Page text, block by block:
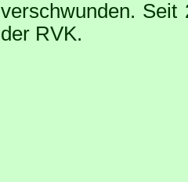
verschwunden.
der RVK.